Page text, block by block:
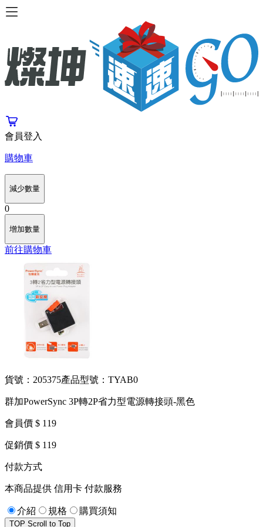
會員登入
購物車
減少數量
0
增加數量
前往購物車
貨號：205375產品型號：TYAB0
群加PowerSync 3P轉2P省力型電源轉接頭-黑色
會員價 $ 119
促銷價 $ 119
付款方式
本商品提供 信用卡 付款服務
介紹 規格 購買須知
TOP Scroll to Top